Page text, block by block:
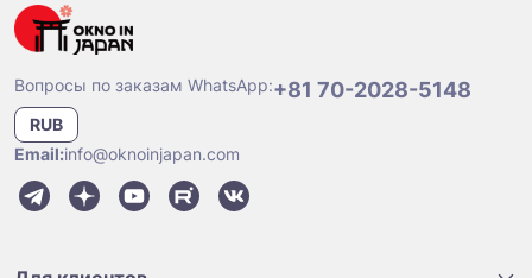
Вопросы по заказам WhatsApp:+81 70-2028-5148
RUB
Email:info@oknoinjapan.com